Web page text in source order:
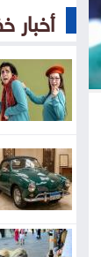
عجلون
إغلاق
معرض
فيدان
أخبار